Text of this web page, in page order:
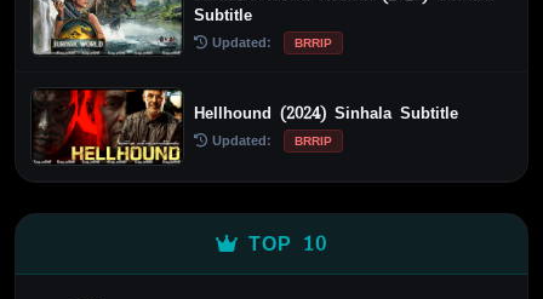
Subtitle
Updated: BRRIP
Hellhound (2024) Sinhala Subtitle
Updated: BRRIP
TOP 10